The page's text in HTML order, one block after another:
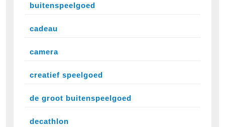
buitenspeelgoed
cadeau
camera
creatief speelgoed
de groot buitenspeelgoed
decathlon